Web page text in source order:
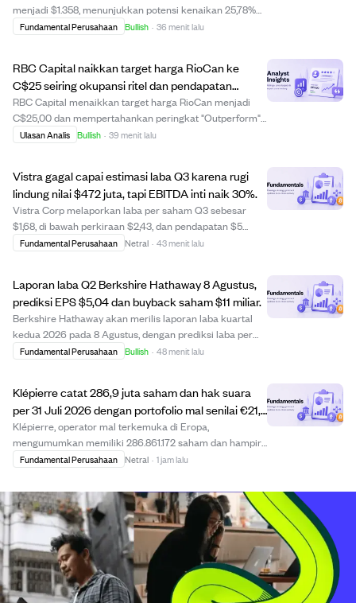
menjadi $1.358, menunjukkan potensi kenaikan 25,78%
setelah perusahaan melaporkan laba kuartal IV FY2026
Fundamental Perusahaan Bullish · 36 menit lalu
RBC Capital naikkan target harga RioCan ke
C$25 seiring okupansi ritel dan pendapatan
tumbuh kuat
RBC Capital menaikkan target harga RioCan menjadi
C$25,00 dan mempertahankan peringkat "Outperform"
karena kinerja operasional yang kuat. RioCan
Ulasan Analis Bullish · 39 menit lalu
Vistra gagal capai estimasi laba Q3 karena rugi
lindung nilai $472 juta, tapi EBITDA inti naik 30%.
Vistra Corp melaporkan laba per saham Q3 sebesar
$1,68, di bawah perkiraan $2,43, dan pendapatan $5
miliar, lebih rendah dari perkiraan $5,46 miliar.
Fundamental Perusahaan Netral · 43 menit lalu
Laporan laba Q2 Berkshire Hathaway 8 Agustus,
prediksi EPS $5,04 dan buyback saham $11 miliar.
Berkshire Hathaway akan merilis laporan laba kuartal
kedua 2026 pada 8 Agustus, dengan prediksi laba per
saham $5,04 dan pendapatan $96,52 miliar. Perusahaan
Fundamental Perusahaan Bullish · 48 menit lalu
Klépierre catat 286,9 juta saham dan hak suara
per 31 Juli 2026 dengan portofolio mal senilai €21,8
miliar.
Klépierre, operator mal terkemuka di Eropa,
mengumumkan memiliki 286.861.172 saham dan hampir
jumlah hak suara yang sama per 31 Juli 2026. Portofolio
lebih dari 10 negara Eropa kontinental d...
Fundamental Perusahaan Netral · 1 jam lalu